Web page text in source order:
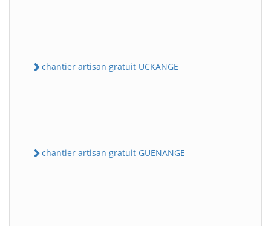
chantier artisan gratuit UCKANGE
chantier artisan gratuit GUENANGE